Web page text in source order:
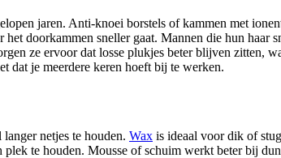
jaren. Anti-knoei borstels of kammen met
doorkammen sneller gaat. Mannen die hun haar
ze ervoor dat losse plukjes beter blijven zitten,
dat je meerdere keren hoeft bij te werken.
netjes te houden. Wax is ideaal voor dik of
te houden. Mousse of schuim werkt beter bij